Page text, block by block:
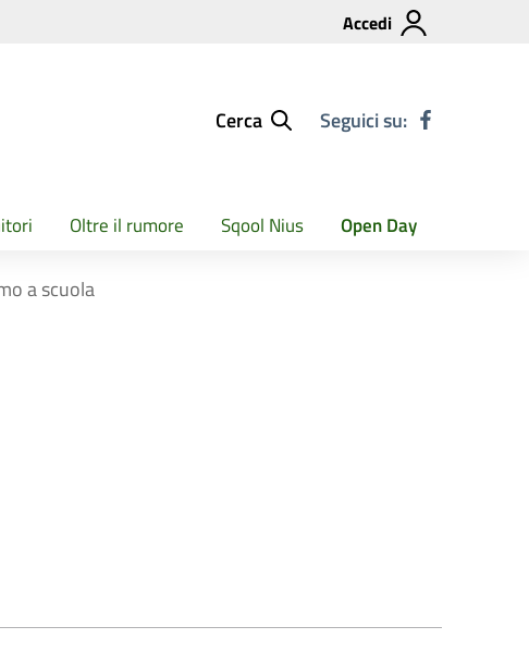
Accedi
Cerca Seguici su:
Oltre il rumore Sqool Nius Open Day
a scuola